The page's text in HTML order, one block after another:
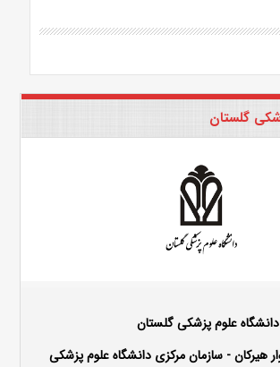
گلستان
علوم پزشکی گلستان
هیرکان - سازمان مرکزی دانشگاه علوم پزشکی